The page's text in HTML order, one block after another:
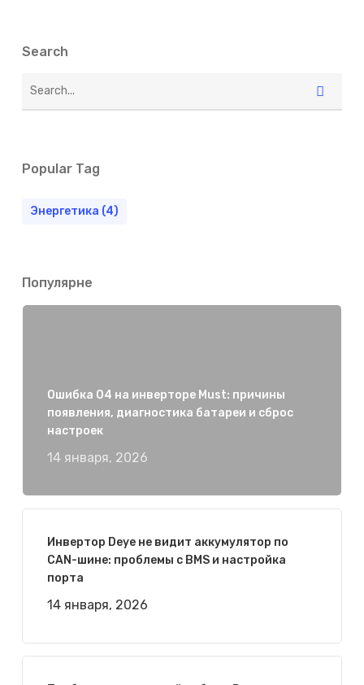
Search
Popular Tag
Энергетика (4)
Популярне
Ошибка 04 на инверторе Must: причины
появления, диагностика батареи и сброс
настроек
14 января, 2026
Инвертор Deye не видит аккумулятор по
CAN-шине: проблемы с BMS и настройка
порта
14 января, 2026